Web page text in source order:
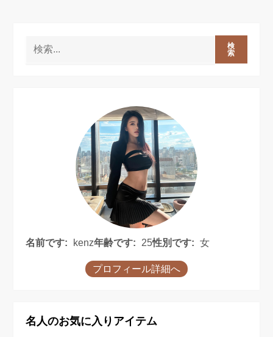
検
索
名前です: kenz年齢です: 25性別です: 女
プロフィール詳細へ
名人のお気に入りアイテム